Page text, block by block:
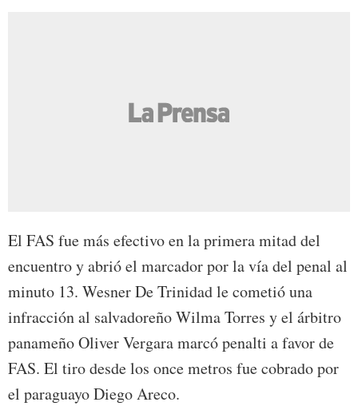
El FAS fue más efectivo en la primera mitad del
encuentro y abrió el marcador por la vía del penal al
minuto 13. Wesner De Trinidad le cometió una
infracción al salvadoreño Wilma Torres y el árbitro
panameño Oliver Vergara marcó penalti a favor de
FAS. El tiro desde los once metros fue cobrado por
el paraguayo Diego Areco.